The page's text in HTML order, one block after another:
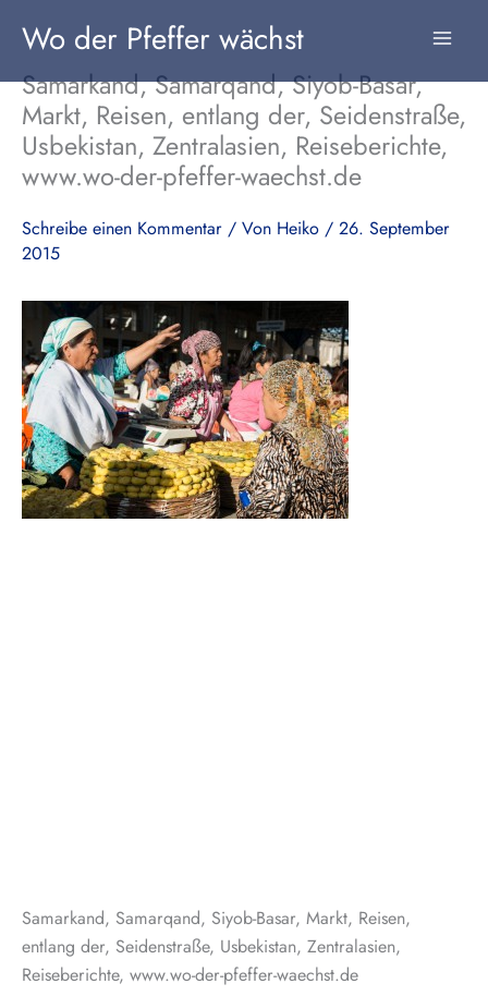
Inhalt
springen
Wo der Pfeffer wächst
Samarkand, Samarqand, Siyob-Basar,
Markt, Reisen, entlang der, Seidenstraße,
Usbekistan, Zentralasien, Reiseberichte,
www.wo-der-pfeffer-waechst.de
Schreibe einen Kommentar / Von Heiko / 26. September
2015
Samarkand, Samarqand, Siyob-Basar, Markt, Reisen,
entlang der, Seidenstraße, Usbekistan, Zentralasien,
Reiseberichte, www.wo-der-pfeffer-waechst.de